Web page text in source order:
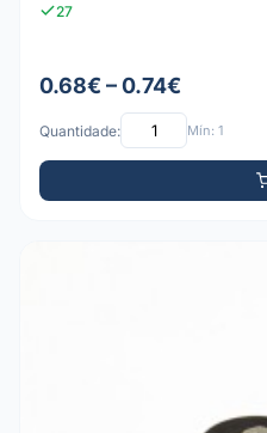
27
0.68€ – 0.74€
Quantidade: Mín: 1